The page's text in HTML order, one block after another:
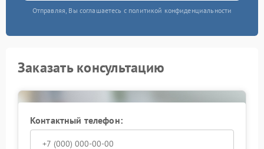
Отправляя, Вы соглашаетесь с политикой конфиденциальности
Заказать консультацию
Контактный телефон: